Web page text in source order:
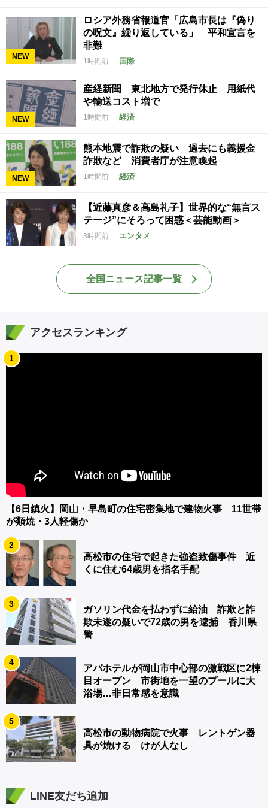
NEW
ロシア外務省報道官「広島市長は『偽り
の呪文』繰り返している」 平和宣言を
非難
1時間前 国際
NEW
産経新聞 東北地方で発行休止 用紙代
や輸送コスト増で
1時間前 経済
NEW
熊本地震で詐欺の疑い 過去にも義援金
詐欺など 消費者庁が注意喚起
1時間前 経済
【近藤真彦＆高島礼子】世界的な“無言ス
テージ”にそろって困惑＜芸能動画＞
3時間前 エンタメ
全国ニュース記事一覧
アクセスランキング
1
【6日鎮火】岡山・早島町の住宅密集地で建物火事 11世帯
が類焼・3人軽傷か
2
高松市の住宅で起きた強盗致傷事件 近
くに住む64歳男を指名手配
3
ガソリン代金を払わずに給油 詐欺と詐
欺未遂の疑いで72歳の男を逮捕 香川県
警
4
アパホテルが岡山市中心部の激戦区に2棟
目オープン 市街地を一望のプールに大
浴場…非日常感を意識
5
高松市の動物病院で火事 レントゲン器
具が焼ける けが人なし
LINE友だち追加